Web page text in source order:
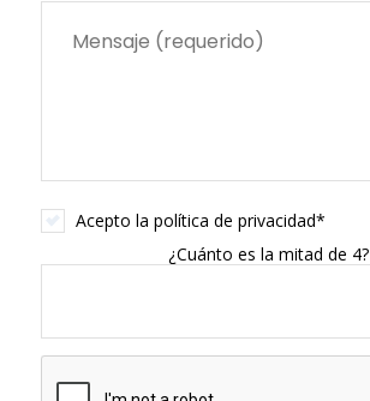
Acepto la política de privacidad*
¿Cuánto es la mitad de 4?